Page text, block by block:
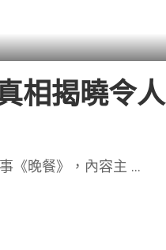
相揭曉令人
《晚餐》，內容主 ...